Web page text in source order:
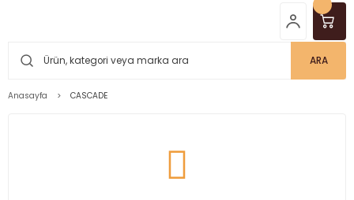
ARA
Anasayfa CASCADE